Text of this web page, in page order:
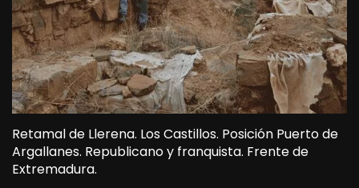
Retamal de Llerena. Los Castillos. Posición Puerto de
Argallanes. Republicano y franquista. Frente de
Extremadura.